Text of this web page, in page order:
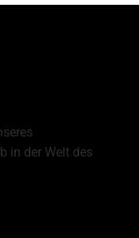
in der Welt des